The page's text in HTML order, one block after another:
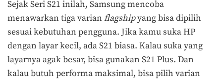
Sejak Seri S21 inilah, Samsung mencoba
menawarkan tiga varian flagshipyang bisa dipilih
sesuai kebutuhan pengguna. Jika kamu suka HP
dengan layar kecil, ada S21 biasa. Kalau suka yang
layarnya agak besar, bisa gunakan S21 Plus. Dan
kalau butuh performa maksimal, bisa pilih varian